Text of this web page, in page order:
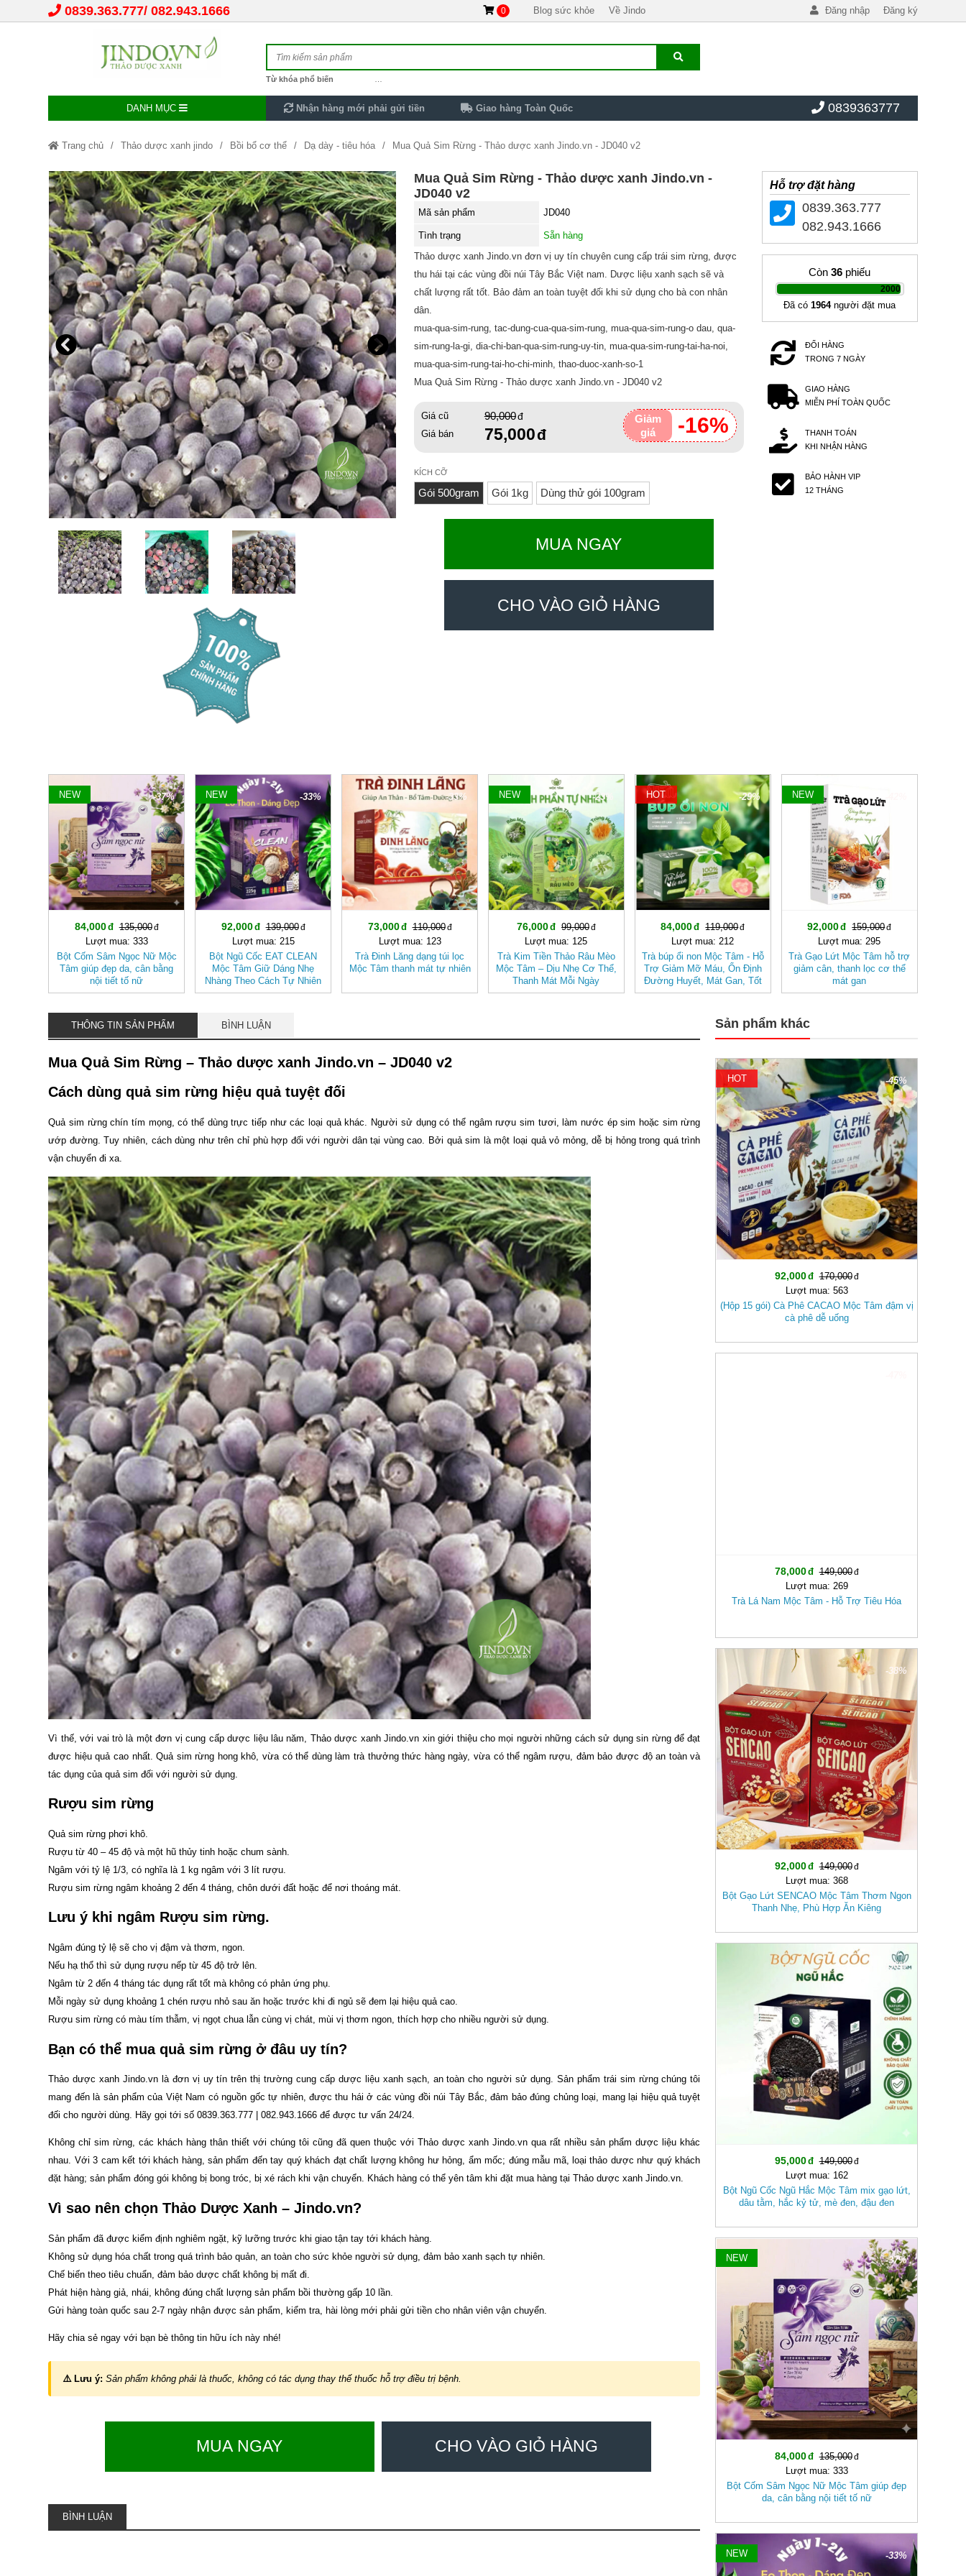
0839.363.777 082.943.1666 0 Blog sức khỏe Về Jindo Đăng nhập Đăng ký
Từ khóa phổ biến
DANH MỤC Nhận hàng mới phải gửi tiền Giao hàng Toàn Quốc 0839363777
Trang chủ Thảo dược xanh jindo Bồi bổ cơ thể Dạ dày - tiêu hóa Mua Quả Sim Rừng - Thảo dược xanh Jindo.vn - JD040 v2
Mua Quả Sim Rừng - Thảo dược xanh Jindo.vn -
JD040 v2
Mã sản phẩm JD040
Tình trạng
Sẵn hàng
Thảo dược xanh Jindo.vn đơn vị uy tín chuyên cung cấp trái sim rừng, được
thu hái tại các vùng đồi núi Tây Bắc Việt nam. Dược liệu xanh sạch sẽ và
chất lượng rất tốt. Bảo đảm an toàn tuyệt đối khi sử dụng cho bà con nhân
dân.
mua-qua-sim-rung, tac-dung-cua-qua-sim-rung, mua-qua-sim-rung-o dau, qua-
sim-rung-la-gi, dia-chi-ban-qua-sim-rung-uy-tin, mua-qua-sim-rung-tai-ha-noi,
mua-qua-sim-rung-tai-ho-chi-minh, thao-duoc-xanh-so-1
Mua Quả Sim Rừng - Thảo dược xanh Jindo.vn - JD040 v2
Giảm
giá
-16%
Giá cũ 90,000
Giá bán 75,000
KÍCH CỠ
Gói 500gram Gói 1kg Dùng thử gói 100gram
MUA NGAY
CHO VÀO GIỎ HÀNG
Hỗ trợ đặt hàng
0839.363.777
082.943.1666
Còn36 phiếu
2000
|
Đã có1964người đặt mua
ĐỔI HÀNG
TRONG 7 NGÀY
GIAO HÀNG
MIỄN PHÍ TOÀN QUỐC
THANH TOÁN
KHI NHẬN HÀNG
BẢO HÀNH VIP
12 THÁNG
-37%
NEW
84,000
135,000
Lượt mua: 333
Bột Cốm Sâm Ngọc Nữ Mộc
Tâm giúp đẹp da, cân bằng
nội tiết tố nữ
-33%
NEW
92,000
139,000
Lượt mua: 215
Bột Ngũ Cốc EAT CLEAN
Mộc Tâm Giữ Dáng Nhẹ
Nhàng Theo Cách Tự Nhiên
-33%
73,000
110,000
Lượt mua: 123
Trà Đinh Lăng dạng túi lọc
Mộc Tâm thanh mát tự nhiên
-23%
NEW
76,000
99,000
Lượt mua: 125
Trà Kim Tiền Thảo Râu Mèo
Mộc Tâm – Dịu Nhẹ Cơ Thể,
Thanh Mát Mỗi Ngày
-29%
HOT
84,000
119,000
Lượt mua: 212
Trà búp ổi non Mộc Tâm - Hỗ
Trợ Giảm Mỡ Máu, Ổn Định
Đường Huyết, Mát Gan, Tốt
Cho Tim Mạch- Hệ Tiêu Hóa
NEW
92,000
159,000
Lượt mua: 295
Trà Gạo Lứt Mộc Tâm hỗ trợ
giảm cân, thanh lọc cơ thể
mát gan
THÔNG TIN SẢN PHẨM BÌNH LUẬN
Mua Quả Sim Rừng – Thảo dược xanh Jindo.vn – JD040 v2
Cách dùng quả sim rừng hiệu quả tuyệt đối
Quả sim rừng chín tím mọng, có thể dùng trực tiếp như các loại quả khác. Người sử dụng có thể ngâm rượu sim tươi, làm nước ép sim hoặc sim rừng
ướp đường. Tuy nhiên, cách dùng như trên chỉ phù hợp đối với người dân tại vùng cao. Bởi quả sim là một loại quả vỏ mỏng, dễ bị hỏng trong quá trình
vận chuyển đi xa.
Vì thế, với vai trò là một đơn vị cung cấp dược liệu lâu năm, Thảo dược xanh Jindo.vn xin giới thiệu cho mọi người những cách sử dụng sin rừng để đạt
được hiệu quả cao nhất. Quả sim rừng hong khô, vừa có thể dùng làm trà thưởng thức hàng ngày, vừa có thể ngâm rượu, đảm bảo được độ an toàn và
tác dụng của quả sim đối với người sử dụng.
Rượu sim rừng
Quả sim rừng phơi khô.
Rượu từ 40 – 45 độ và một hũ thủy tinh hoặc chum sành.
Ngâm với tỷ lệ 1/3, có nghĩa là 1 kg ngâm với 3 lít rượu.
Rượu sim rừng ngâm khoảng 2 đến 4 tháng, chôn dưới đất hoặc để nơi thoáng mát.
Lưu ý khi ngâm Rượu sim rừng.
Ngâm đúng tỷ lệ sẽ cho vị đậm và thơm, ngon.
Nếu hạ thổ thì sử dụng rượu nếp từ 45 độ trở lên.
Ngâm từ 2 đến 4 tháng tác dụng rất tốt mà không có phản ứng phụ.
Mỗi ngày sử dụng khoảng 1 chén rượu nhỏ sau ăn hoặc trước khi đi ngủ sẽ đem lại hiệu quả cao.
Rượu sim rừng có màu tím thẫm, vị ngọt chua lẫn cùng vị chát, mùi vị thơm ngon, thích hợp cho nhiều người sử dụng.
Bạn có thể mua quả sim rừng ở đâu uy tín?
Thảo dược xanh Jindo.vn là đơn vị uy tín trên thị trường cung cấp dược liệu xanh sạch, an toàn cho người sử dụng. Sản phẩm trái sim rừng chúng tôi
mang đến là sản phẩm của Việt Nam có nguồn gốc tự nhiên, được thu hái ở các vùng đồi núi Tây Bắc, đảm bảo đúng chủng loại, mang lại hiệu quả tuyệt
đối cho người dùng. Hãy gọi tới số 0839.363.777 | 082.943.1666 để được tư vấn 24/24.
Không chỉ sim rừng, các khách hàng thân thiết với chúng tôi cũng đã quen thuộc với Thảo dược xanh Jindo.vn qua rất nhiều sản phẩm dược liệu khác
nhau. Với 3 cam kết tới khách hàng, sản phẩm đến tay quý khách đạt chất lượng không hư hỏng, ẩm mốc; đúng mẫu mã, loại thảo dược như quý khách
đặt hàng; sản phẩm đóng gói không bị bong tróc, bị xé rách khi vận chuyển. Khách hàng có thể yên tâm khi đặt mua hàng tại Thảo dược xanh Jindo.vn.
Vì sao nên chọn Thảo Dược Xanh – Jindo.vn?
Sản phẩm đã được kiểm định nghiêm ngặt, kỹ lưỡng trước khi giao tận tay tới khách hàng.
Không sử dụng hóa chất trong quá trình bảo quản, an toàn cho sức khỏe người sử dụng, đảm bảo xanh sạch tự nhiên.
Chế biến theo tiêu chuẩn, đảm bảo dược chất không bị mất đi.
Phát hiện hàng giả, nhái, không đúng chất lượng sản phẩm bồi thường gấp 10 lần.
Gửi hàng toàn quốc sau 2-7 ngày nhận được sản phẩm, kiểm tra, hài lòng mới phải gửi tiền cho nhân viên vận chuyển.
Hãy chia sẻ ngay với bạn bè thông tin hữu ích này nhé!
⚠️ Lưu ý: Sản phẩm không phải là thuốc, không có tác dụng thay thế thuốc hỗ trợ điều trị bệnh.
MUA NGAY CHO VÀO GIỎ HÀNG
BÌNH LUẬN
Sản phẩm khác
-45%
HOT
92,000
170,000
Lượt mua: 563
(Hộp 15 gói) Cà Phê CACAO Mộc Tâm đậm vị
cà phê dễ uống
78,000
149,000
Lượt mua: 269
Trà Lá Nam Mộc Tâm - Hỗ Trợ Tiêu Hóa
-38%
92,000
149,000
Lượt mua: 368
Bột Gạo Lứt SENCAO Mộc Tâm Thơm Ngon
Thanh Nhẹ, Phù Hợp Ăn Kiêng
-36%
95,000
149,000
Lượt mua: 162
Bột Ngũ Cốc Ngũ Hắc Mộc Tâm mix gạo lứt,
dâu tằm, hắc kỷ tử, mè đen, đậu đen
-37%
NEW
84,000
135,000
Lượt mua: 333
Bột Cốm Sâm Ngọc Nữ Mộc Tâm giúp đẹp
da, cân bằng nội tiết tố nữ
-33%
NEW